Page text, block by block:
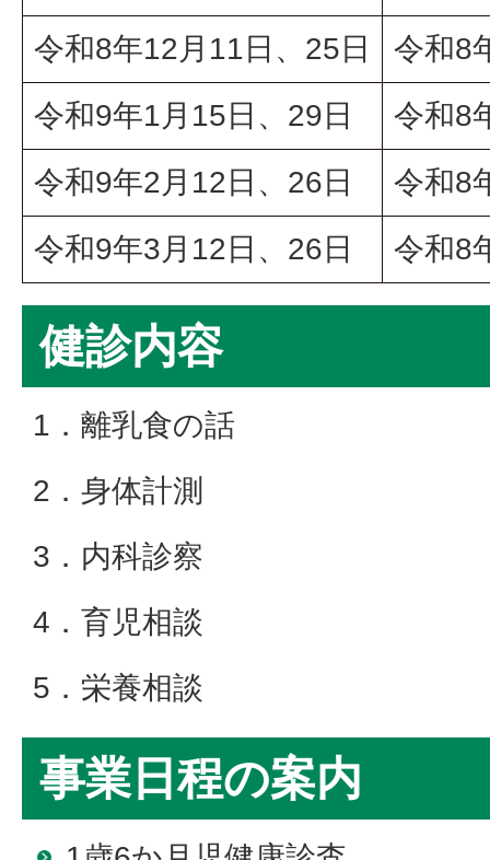
令和8年12月11日、25日
令和8
令和9年1月15日、29日
令和8
令和9年2月12日、26日
令和8
令和9年3月12日、26日
令和8
健診内容
1．離乳食の話
2．身体計測
3．内科診察
4．育児相談
5．栄養相談
事業日程の案内